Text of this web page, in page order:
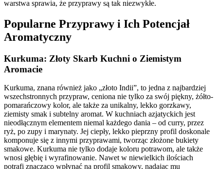
warstwa sprawia, że przyprawy są tak niezwykłe.
Popularne Przyprawy i Ich Potencjał
Aromatyczny
Kurkuma: Złoty Skarb Kuchni o Ziemistym
Aromacie
Kurkuma, znana również jako „złoto Indii”, to jedna z najbardziej
wszechstronnych przypraw, ceniona nie tylko za swój piękny, żółto-
pomarańczowy kolor, ale także za unikalny, lekko gorzkawy,
ziemisty smak i subtelny aromat. W kuchniach azjatyckich jest
nieodłącznym elementem niemal każdego dania – od curry, przez
ryż, po zupy i marynaty. Jej ciepły, lekko pieprzny profil doskonale
komponuje się z innymi przyprawami, tworząc złożone bukiety
smakowe. Kurkuma nie tylko dodaje koloru potrawom, ale także
wnosi głębię i wyrafinowanie. Nawet w niewielkich ilościach
potrafi znacząco wpłynąć na profil smakowy, nadając mu